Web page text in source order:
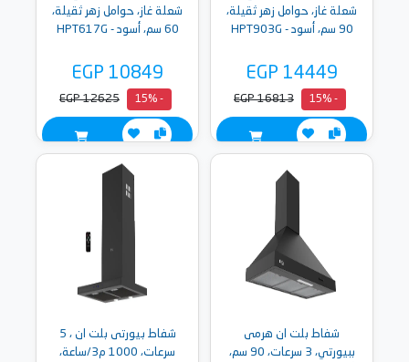
شعلة غاز، حوامل زهر ثقيلة،
90 سم، أسود - HPT903G
EGP 14449
- 15%
EGP 16813
شعلة غاز، حوامل زهر ثقيلة،
60 سم، أسود - HPT617G
EGP 10849
- 15%
EGP 12625
شفاط بلت ان هرمى
ببيورتي، 3 سرعات، 90 سم،
شفاط بيورتى بلت ان ، 5
سرعات، 1000 م3/ساعة،